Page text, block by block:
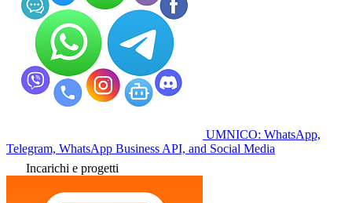
UMNICO: WhatsApp,
Telegram, WhatsApp Business API, and Social Media
Incarichi e progetti